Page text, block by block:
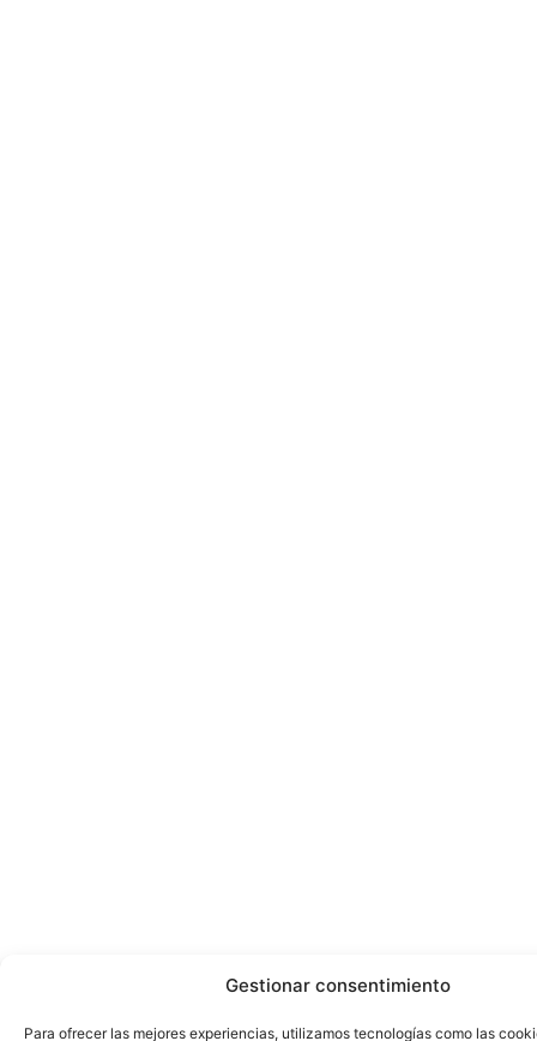
Gestionar consentimiento
Para ofrecer las mejores experiencias, utilizamos tecnologías como las